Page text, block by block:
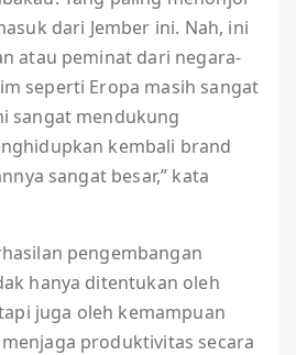
dari Jember ini. Nah, ini
atau peminat dari negara-
seperti Eropa masih sangat
sangat mendukung
kembali brand
sangat besar,” kata
pengembangan
hanya ditentukan oleh
juga oleh kemampuan
produktivitas secara